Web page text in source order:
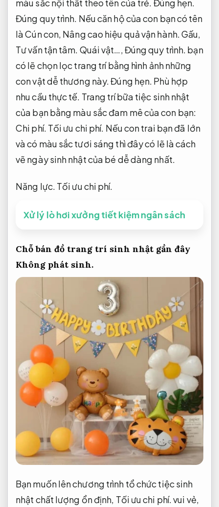
màu sắc nội thất theo tên của trẻ. Đúng hẹn.
Đúng quy trình. Nếu căn hộ của con bạn có tên
là Cún con, Nâng cao hiệu quả vận hành.Gấu,
Tư vấn tận tâm. Quái vật…,Đúng quy trình. bạn
có lẽ chọn lọc trang trí bằng hình ảnh những
con vật dễ thương này.Đúng hẹn. Phù hợp
nhu cầu thực tế. Trang trí bữa tiệc sinh nhật
của bạn bằng màu sắc đam mê của con bạn:
Chi phí. Tối ưu chi phí. Nếu con trai bạn đã lớn
và có màu sắc tươi sáng thì đây có lẽ là cách
vẽ ngày sinh nhật của bé dễ dàng nhất.
Năng lực. Tối ưu chi phí.
Xử lý lò hơi xưởng tiết kiệm ngân sách
Chỗ bán đồ trang trí sinh nhật gần đây
Không phát sinh.
Bạn muốn lên chương trình tổ chức tiệc sinh
nhật chất lượng ổn định, Tối ưu chi phí.vui vẻ,